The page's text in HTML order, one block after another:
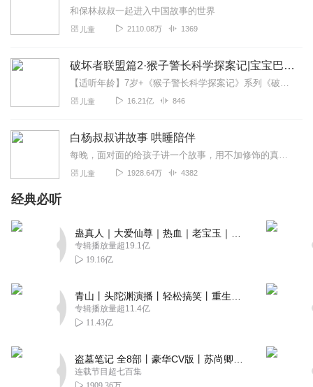
和保林叔叔一起进入中国故事的世界
儿童 2110.08万 1369
破坏者联盟篇2·猴子警长科学探案记|宝宝巴士故事
【适听年龄】7岁+《猴子警长科学探案记》系列《破坏者联盟篇1·猴子警长科学探案记》>>>《破坏者联盟篇2·猴子警长科学探案记》>>>《破坏者联盟篇3·猴子警长科...
儿童 16.21亿 846
白杨叔叔讲故事 哄睡陪伴
每晚，面对面的给孩子讲一个故事，用不加修饰的真实声音，还原和陪伴童年的真诚与欢乐！感谢聆听、分享和关注！也可以将你喜欢的故事告诉白杨叔叔，有机会听到你推荐的故事...
儿童 1928.64万 4382
经典必听
专辑播放量超19.1亿
19.16亿
专辑播放量超11.4亿
11.43亿
连载节目超七百集